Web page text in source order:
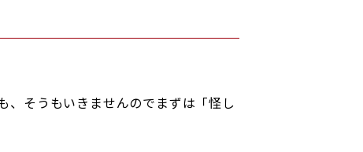
、そうもいきませんのでまずは「怪し